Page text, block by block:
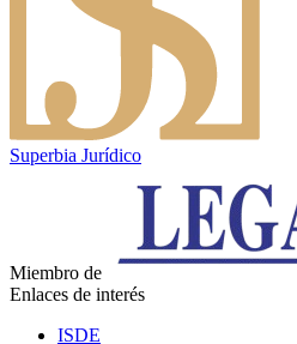
Superbia Jurídico
Miembro de
Enlaces de interés
ISDE